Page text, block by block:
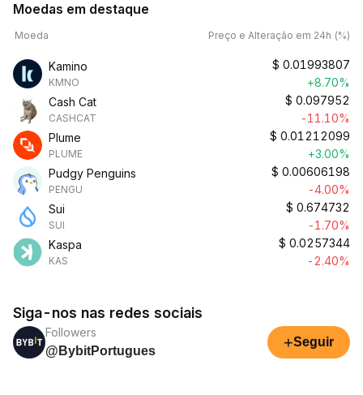
Moedas em destaque
Moeda Preço e Alteração em 24h (%)
Kamino
KMNO
$ 0.01993807
+8.70%
Cash Cat
CASHCAT
$ 0.097952
-11.10%
Plume
PLUME
$ 0.01212099
+3.00%
Pudgy Penguins
PENGU
$ 0.00606198
-4.00%
Sui
SUI
$ 0.674732
-1.70%
Kaspa
KAS
$ 0.0257344
-2.40%
Siga-nos nas redes sociais
Followers
@BybitPortugues
+Seguir